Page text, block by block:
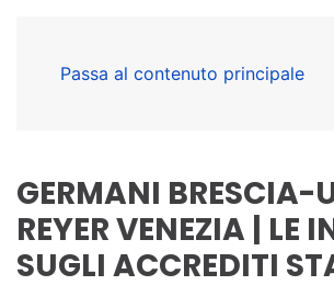
Passa al contenuto principale
GERMANI BRESCIA-
REYER VENEZIA | LE
SUGLI ACCREDITI